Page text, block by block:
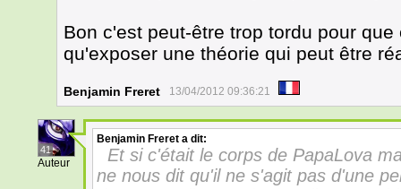
Bon c'est peut-être trop tordu pour
qu'exposer une théorie qui peut être
Benjamin Freret 13/04/2012 09:36:21
41
Auteur
Benjamin Freret a dit:
Et si c'était le corps de PapaLova
ne nous dit qu'il ne s'agit pas d'une